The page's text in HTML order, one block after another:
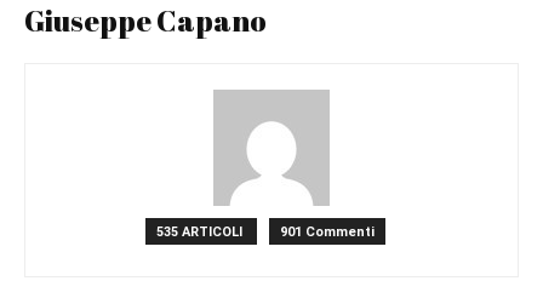
Giuseppe Capano
535 ARTICOLI 901 Commenti